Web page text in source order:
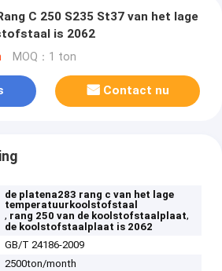
C 250 S235 St37 van het lage
is 2062
MOQ：1 ton
Contact nu
de platena283 rang c van het lage
temperatuurkoolstofstaal
, rang 250 van de koolstofstaalplaat,
de koolstofstaalplaat is 2062
GB/T 24186-2009
2500ton/month